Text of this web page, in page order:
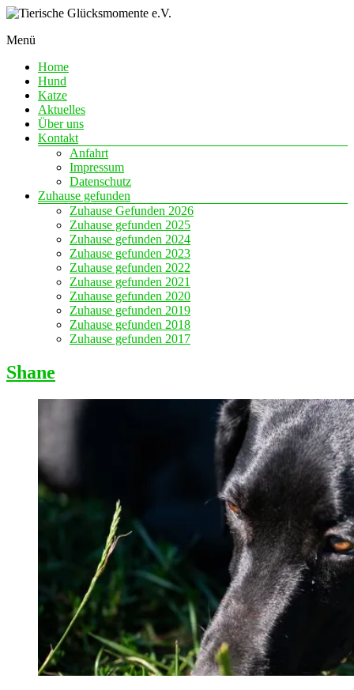
Skip
content
Glücksmomente
e.V.
Chance
Liebe
Menü
Home
Hund
Katze
Aktuelles
Über uns
Kontakt
Anfahrt
Impressum
Datenschutz
Zuhause gefunden
Zuhause Gefunden 2026
Zuhause gefunden 2025
Zuhause gefunden 2024
Zuhause gefunden 2023
Zuhause gefunden 2022
Zuhause gefunden 2021
Zuhause gefunden 2020
Zuhause gefunden 2019
Zuhause gefunden 2018
Zuhause gefunden 2017
Shane